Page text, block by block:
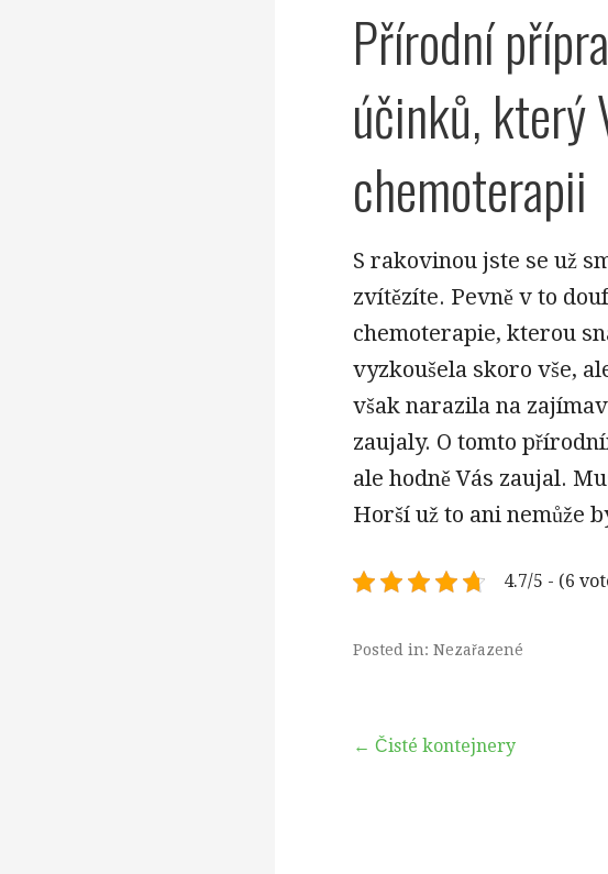
Přírodní
účinků, který
chemoterapii
S rakovinou jste se už
zvítězíte. Pevně v to
chemoterapie, kterou
vyzkoušela skoro vše,
však narazila na
zaujaly. O tomto
ale hodně Vás zaujal.
Horší už to ani nemůže
4.7/5 - (6
Posted in: Nezařazené
Navigace
← Čisté kontejnery